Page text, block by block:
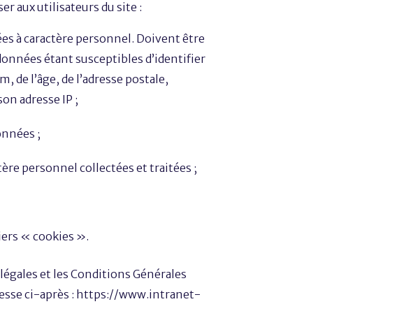
aux utilisateurs du site :
à caractère personnel. Doivent être
étant susceptibles d’identifier
l’âge, de l’adresse postale,
adresse IP ;
;
personnel collectées et traitées ;
« cookies ».
et les Conditions Générales
ci-après : https://www.intranet-